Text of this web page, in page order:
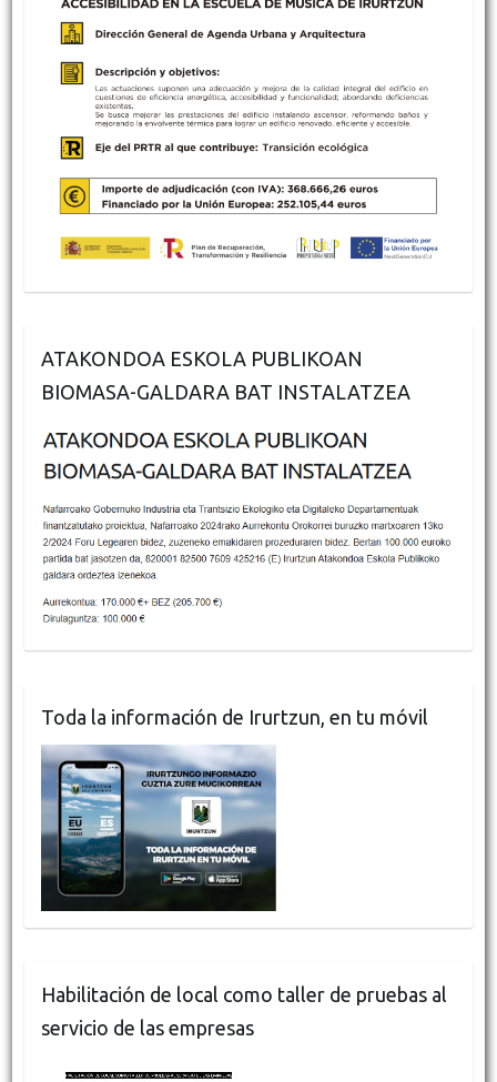
ATAKONDOA ESKOLA PUBLIKOAN
BIOMASA-GALDARA BAT INSTALATZEA
Toda la información de Irurtzun, en tu móvil
Habilitación de local como taller de pruebas al
servicio de las empresas